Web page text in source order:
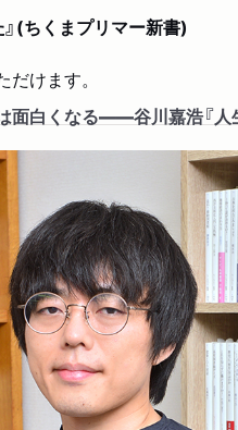
ブックで著者インタビュ
生のレールを外れる衝動の
年3月号で谷川嘉浩さん
文芸時評」で紹介されまし
(ちくまプリマー新書)
けます。
面白くなる――谷川嘉浩『